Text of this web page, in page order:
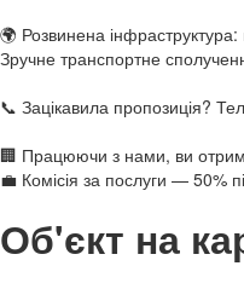
🌍 Розвинена
Зручне транспортне
📞 Зацікавила пропозиція?
🏢 Працюючи з нами, ви
💼 Комісія за послуги — 50%
Об'єкт на